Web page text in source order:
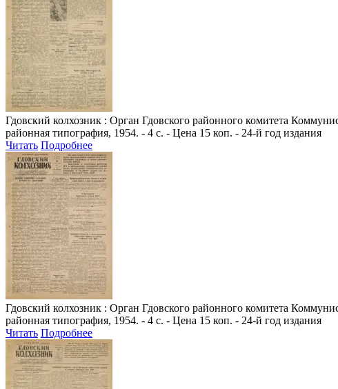
Гдовский колхозник : Орган Гдовского районного комитета
районная типография, 1954. - 4 с. - Цена 15 коп. - 24-й год издания
Читать Подробнее
Гдовский колхозник : Орган Гдовского районного комитета
районная типография, 1954. - 4 с. - Цена 15 коп. - 24-й год издания
Читать Подробнее